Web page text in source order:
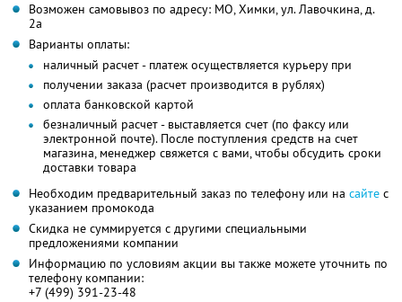
Возможен самовывоз по адресу: МО, Химки, ул. Лавочкина, д.
2а
Варианты оплаты:
наличный расчет - платеж осуществляется курьеру при
получении заказа (расчет производится в рублях)
оплата банковской картой
безналичный расчет - выставляется счет (по факсу или
электронной почте). После поступления средств на счет
магазина, менеджер свяжется с вами, чтобы обсудить сроки
доставки товара
Необходим предварительный заказ по телефону или на сайте с
указанием промокода
Скидка не суммируется с другими специальными
предложениями компании
Информацию по условиям акции вы также можете уточнить по
телефону компании:
+7 (499) 391-23-48